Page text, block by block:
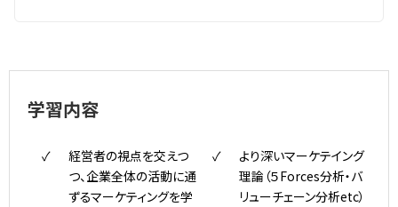
学習内容
経営者の視点を交えつ
つ、企業全体の活動に通
ずるマーケティングを学
より深いマーケテイング
理論（５Forces分析・バ
リューチェーン分析etc）